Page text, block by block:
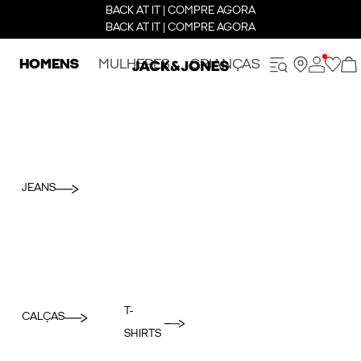
BACK AT IT | COMPRE AGORA
BACK AT IT | COMPRE AGORA
HOMENS MULHERES CRIANÇAS
JEANS
CALÇAS
T-
SHIRTS